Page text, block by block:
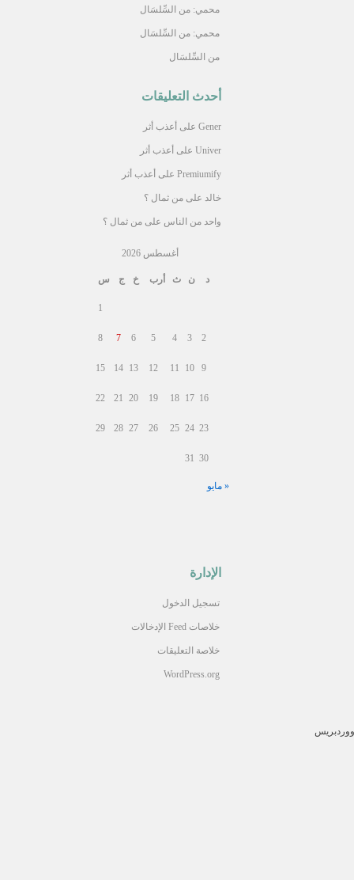
محمي: من السِّلسَال
محمي: من السِّلسَال
من السِّلسَال
أحدث التعليقات
Gener على أعذب أثر
Univer على أعذب أثر
Premiumify على أعذب أثر
خالد على من ثمال ؟
واحد من الناس على من ثمال ؟
أغسطس 2026
د ن ث أرب خ ج س
1
2
3
4
5
6
7
8
9
10
11
12
13
14
15
16
17
18
19
20
21
22
23
24
25
26
27
28
29
30
31
« مايو
الإدارة
تسجيل الدخول
خلاصات Feed الإدخالات
خلاصة التعليقات
WordPress.org
ووردبريس